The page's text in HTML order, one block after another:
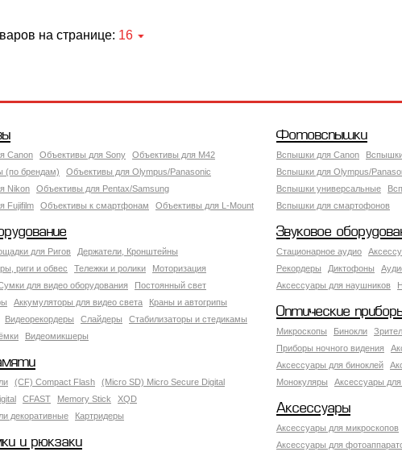
на странице: 16
Canon Объективы для Sony
Объективы для M42
(по брендам)
Объективы для Olympus/Panasonic
Nikon
Объективы для Pentax/Samsung
Fujifilm
Объективы к смартфонам Объективы для L-Mount
Фотовспышки
Вспышки для Canon
Вспышки для Olympus/
Вспышки универсальные
Вспышки для смартофонов
для Ригов
Держатели, Кронштейны
риги и обвес
Тележки и ролики
Моторизация
для видео оборудования
Постоянный свет
Аккумуляторы для видео света
Краны и автогрипы
Видеорекордеры Слайдеры
Стабилизаторы и стедикамы
Видеомикшеры
Звуковое
Стационарное аудио
Рекордеры
Диктофоны
Аксессуары для наушников
Оптические
Микроскопы Бинокли
Приборы ночного видения
Аксессуары для биноклей
Монокуляры
Аксессуары
(CF) Compact Flash
(Micro SD) Micro Secure Digital
CFAST Memory Stick
XQD
декоративные
Картридеры Аксессуары
Аксессуары для микроскопов
Аксессуары для
и рюкзаки